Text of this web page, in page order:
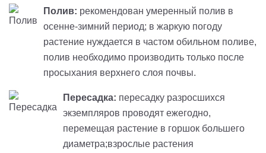
Полив: рекомендован умеренный полив в
осенне-зимний период; в жаркую погоду
растение нуждается в частом обильном поливе,
полив необходимо производить только после
просыхания верхнего слоя почвы.
Пересадка: пересадку разросшихся
экземпляров проводят ежегодно,
перемещая растение в горшок большего
диаметра;взрослые растения